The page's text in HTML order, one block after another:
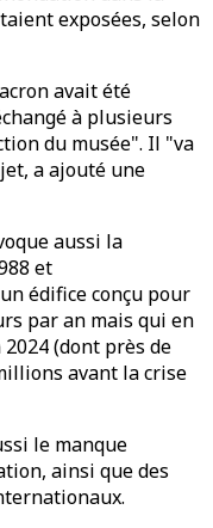
exposées, selon
avait été
à plusieurs
du musée". Il "va
a ajouté une
aussi la
et
édifice conçu pour
par an mais qui en
(dont près de
avant la crise
le manque
ainsi que des